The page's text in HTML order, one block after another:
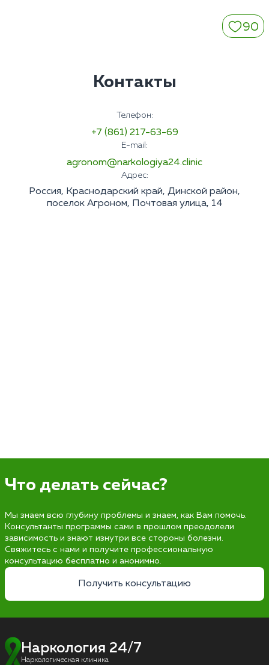
90
Контакты
Телефон:
+7 (861) 217-63-69
E-mail:
agronom@narkologiya24.clinic
Адрес:
Россия, Краснодарский край, Динской район,
поселок Агроном, Почтовая улица, 14
Что делать сейчас?
Мы знаем всю глубину проблемы и знаем, как Вам помочь.
Консультанты программы сами в прошлом преодолели
зависимость и знают изнутри все стороны болезни.
Свяжитесь с нами и получите профессиональную
консультацию бесплатно и анонимно.
Получить консультацию
Наркология 24/7
Наркологическая клиника